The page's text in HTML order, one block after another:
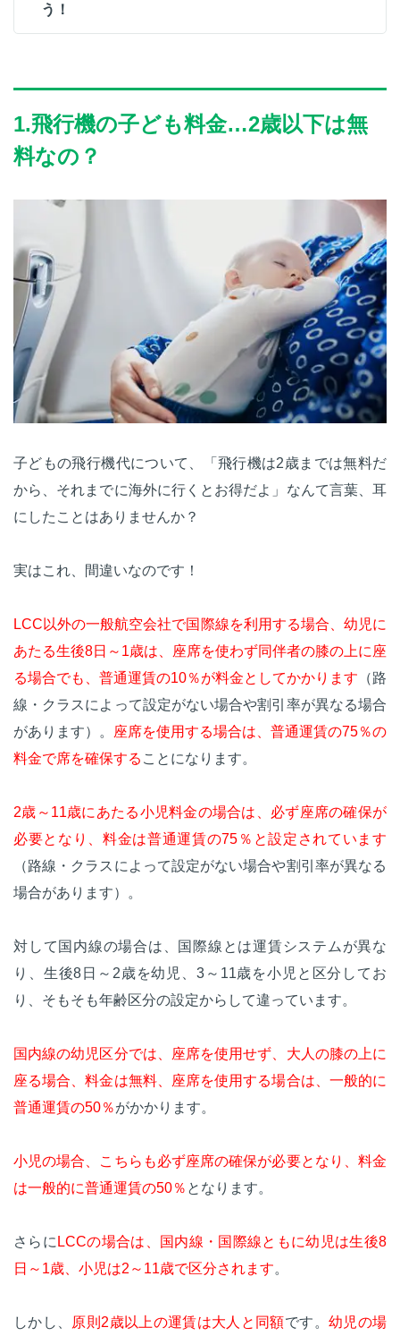
う！
1.飛行機の子ども料金…2歳以下は無
料なの？
子どもの飛行機代について、「飛行機は2歳までは無料だ
から、それまでに海外に行くとお得だよ」なんて言葉、耳
にしたことはありませんか？
実はこれ、間違いなのです！
LCC以外の一般航空会社で国際線を利用する場合、幼児に
あたる生後8日～1歳は、座席を使わず同伴者の膝の上に座
る場合でも、普通運賃の10％が料金としてかかります （路
線・クラスによって設定がない場合や割引率が異なる場合
があります）。 座席を使用する場合は、普通運賃の75％の
料金で席を確保する ことになります。
2歳～11歳にあたる小児料金の場合は、必ず座席の確保が
必要となり、料金は普通運賃の75％と設定されています
（路線・クラスによって設定がない場合や割引率が異なる
場合があります）。
対して国内線の場合は、国際線とは運賃システムが異な
り、生後8日～2歳を幼児、3～11歳を小児と区分してお
り、そもそも年齢区分の設定からして違っています。
国内線の幼児区分では、座席を使用せず、大人の膝の上に
座る場合、料金は無料、座席を使用する場合は、一般的に
普通運賃の50％がかかります。
小児の場合、こちらも必ず座席の確保が必要となり、料金
は一般的に普通運賃の50％ となります。
さらにLCCの場合は、国内線・国際線ともに幼児は生後8
日～1歳、小児は2～11歳で区分されます。
しかし、 原則2歳以上の運賃は大人と同額です。 幼児の場